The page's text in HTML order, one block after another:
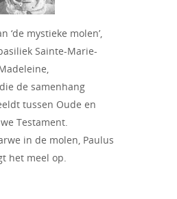
‘de mystieke molen’,
Sainte-Marie-
de samenhang
tussen Oude en
Testament.
in de molen, Paulus
het meel op.